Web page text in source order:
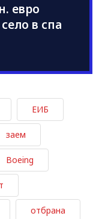
евро
в спа
ЕИБ
заем
Boeing
отбрана